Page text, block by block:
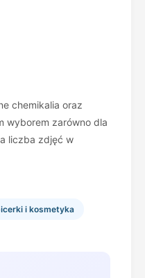
chemikalia oraz
wyborem zarówno dla
liczba zdjęć w
i kosmetyka